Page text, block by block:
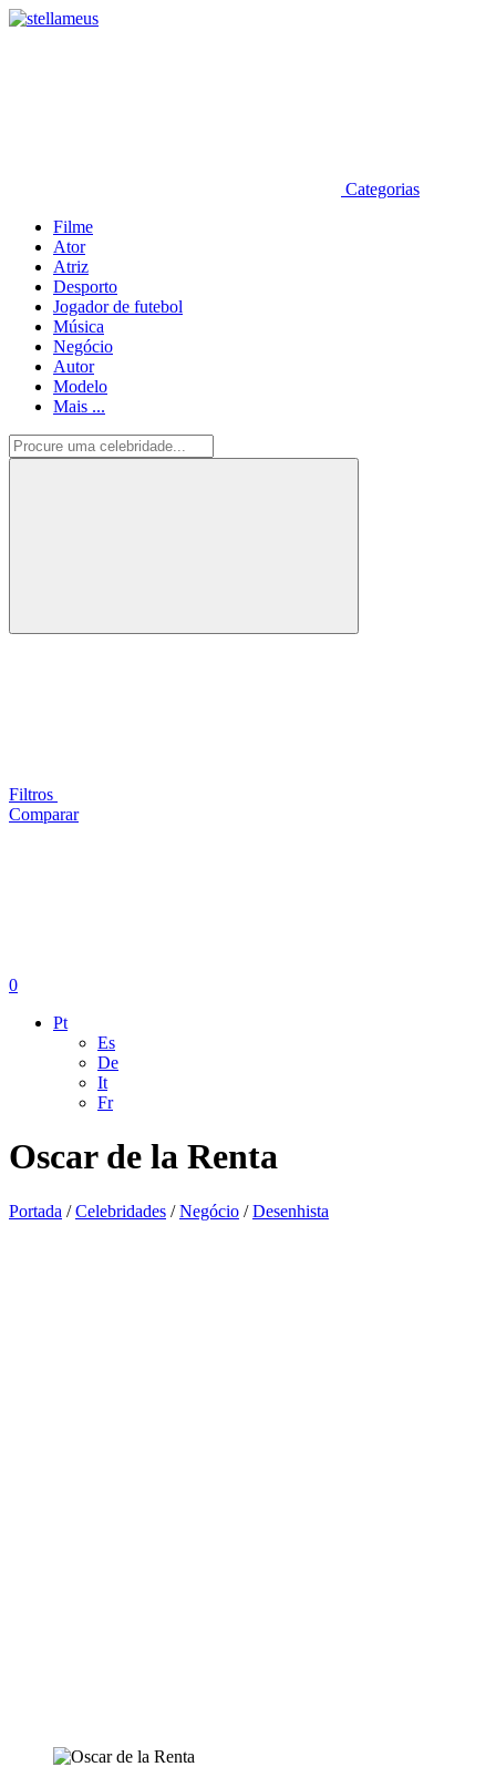
Categorias
Filme
Ator
Atriz
Desporto
Jogador de futebol
Música
Negócio
Autor
Modelo
Mais ...
Filtros
Comparar
0
Pt
Es
De
It
Fr
Oscar de la Renta
Portada /Celebridades /Negócio /Desenhista